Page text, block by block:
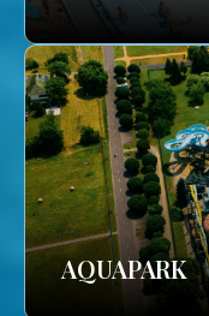
AQUAPARK